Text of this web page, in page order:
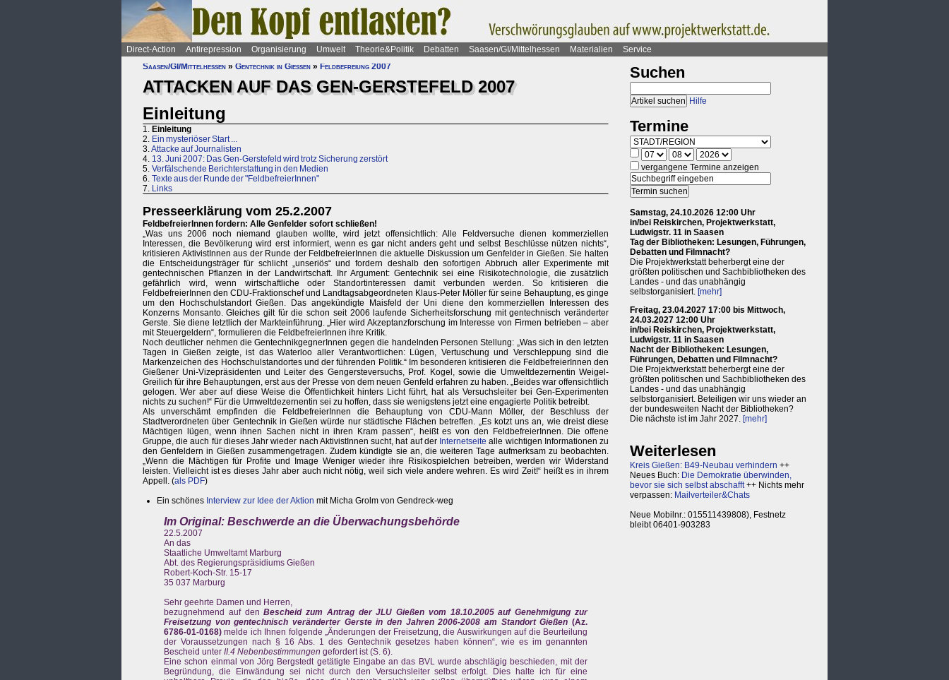
Direct-Action Antirepression Organisierung Umwelt Theorie&Politik Debatten Saasen/GI/Mittelhessen Materialien
Service
Saasen/GI/Mittelhessen » Gentechnik in Gießen » Feldbefreiung 2007
ATTACKEN AUF DAS GEN-GERSTEFELD 2007
Einleitung
1. Einleitung
2. Ein mysteriöser Start ...
3.Attacke auf Journalisten
4. 13. Juni 2007: Das Gen-Gerstefeld wird trotz Sicherung zerstört
5. Verfälschende Berichterstattung in den Medien
6. Texte aus der Runde der "FeldbefreierInnen"
7. Links
Presseerklärung vom 25.2.2007
FeldbefreierInnen fordern: Alle Genfelder sofort schließen!
„Was uns 2006 noch niemand glauben wollte, wird jetzt offensichtlich: Alle Feldversuche dienen kommerziellen
Interessen, die Bevölkerung wird erst informiert, wenn es gar nicht anders geht und selbst Beschlüsse nützen nichts“,
kritisieren AktivistInnen aus der Runde der FeldbefreierInnen die aktuelle Diskussion um Genfelder in Gießen. Sie halten
die Entscheidungsträger für schlicht „unseriös“ und fordern deshalb den sofortigen Abbruch aller Experimente mit
gentechnischen Pflanzen in der Landwirtschaft. Ihr Argument: Gentechnik sei eine Risikotechnologie, die zusätzlich
gefährlich wird, wenn wirtschaftliche oder Standortinteressen damit verbunden werden. So kritisieren die
FeldbefreierInnen den CDU-Fraktionschef und Landtagsabgeordneten Klaus-Peter Möller für seine Behauptung, es ginge
um den Hochschulstandort Gießen. Das angekündigte Maisfeld der Uni diene den kommerziellen Interessen des
Konzerns Monsanto. Gleiches gilt für die schon seit 2006 laufende Sicherheitsforschung mit gentechnisch veränderter
Gerste. Sie diene letztlich der Markteinführung. „Hier wird Akzeptanzforschung im Interesse von Firmen betrieben – aber
mit Steuergeldern“, formulieren die FeldbefreierInnen ihre Kritik.
Noch deutlicher nehmen die GentechnikgegnerInnen gegen die handelnden Personen Stellung: „Was sich in den letzten
Tagen in Gießen zeigte, ist das Waterloo aller Verantwortlichen: Lügen, Vertuschung und Verschleppung sind die
Markenzeichen des Hochschulstandortes und der führenden Politik.“ Im besonderen kritisieren die FeldbefreierInnen den
Gießener Uni-Vizepräsidenten und Leiter des Gengersteversuchs, Prof. Kogel, sowie die Umweltdezernentin Weigel-
Greilich für ihre Behauptungen, erst aus der Presse von dem neuen Genfeld erfahren zu haben. „Beides war offensichtlich
gelogen. Wer aber auf diese Weise die Öffentlichkeit hinters Licht führt, hat als Versuchsleiter bei Gen-Experimenten
nichts zu suchen!“ Für die Umweltdezernentin sei zu hoffen, dass sie wenigstens jetzt eine engagierte Politik betreibt.
Als unverschämt empfinden die FeldbefreierInnen die Behauptung von CDU-Mann Möller, der Beschluss der
Stadtverordneten über Gentechnik in Gießen würde nur städtische Flächen betreffen. „Es kotzt uns an, wie dreist diese
Mächtigen lügen, wenn ihnen Sachen nicht in ihren Kram passen“, heißt es von den FeldbefreierInnen. Die offene
Gruppe, die auch für dieses Jahr wieder nach AktivistInnen sucht, hat auf der Internetseite alle wichtigen Informationen zu
den Genfeldern in Gießen zusammengetragen. Zudem kündigte sie an, die weiteren Tage aufmerksam zu beobachten.
„Wenn die Mächtigen für Profite und Image Weniger wieder ihre Risikospielchen betreiben, werden wir Widerstand
leisten. Vielleicht ist es dieses Jahr aber auch nicht nötig, weil sich viele andere wehren. Es wird Zeit!“ heißt es in ihrem
Appell. (als PDF)
Ein schönes Interview zur Idee der Aktion mit Micha Grolm von Gendreck-weg
Im Original: Beschwerde an die Überwachungsbehörde
22.5.2007
An das
Staatliche Umweltamt Marburg
Abt. des Regierungspräsidiums Gießen
Robert-Koch-Str. 15-17
35 037 Marburg
Sehr geehrte Damen und Herren,
bezugnehmend auf denBescheid zum Antrag der JLU Gießen vom 18.10.2005 auf Genehmigung zur
Freisetzung von gentechnisch veränderter Gerste in den Jahren 2006-2008 am Standort Gießen (Az.
6786-01-0168) melde ich Ihnen folgende „Änderungen der Freisetzung, die Auswirkungen auf die Beurteilung
der Voraussetzungen nach § 16 Abs. 1 des Gentechnik gesetzes haben können“, wie es im genannten
Bescheid unter II.4 Nebenbestimmungen gefordert ist (S. 6).
Eine schon einmal von Jörg Bergstedt getätigte Eingabe an das BVL wurde abschlägig beschieden, mit der
Begründung, die Einwändung sei nicht durch den Versuchsleiter selbst erfolgt. Dies halte ich für eine
Suchen
Hilfe
Termine
vergangene Termine anzeigen
Samstag, 24.10.2026 12:00 Uhr
in/bei Reiskirchen, Projektwerkstatt,
Ludwigstr. 11 in Saasen
Tag der Bibliotheken: Lesungen, Führungen,
Debatten und Filmnacht?
Die Projektwerkstatt beherbergt eine der
größten politischen und Sachbibliotheken des
Landes - und das unabhängig
selbstorganisiert. [mehr]
Freitag, 23.04.2027 17:00 bis Mittwoch,
24.03.2027 12:00 Uhr
in/bei Reiskirchen, Projektwerkstatt,
Ludwigstr. 11 in Saasen
Nacht der Bibliotheken: Lesungen,
Führungen, Debatten und Filmnacht?
Die Projektwerkstatt beherbergt eine der
größten politischen und Sachbibliotheken des
Landes - und das unabhängig
selbstorganisiert. Beteiligen wir uns wieder an
der bundesweiten Nacht der Bibliotheken?
Die nächste ist im Jahr 2027. [mehr]
Weiterlesen
Kreis Gießen: B49-Neubau verhindern ++
Neues Buch: Die Demokratie überwinden,
bevor sie sich selbst abschafft++ Nichts mehr
verpassen: Mailverteiler&Chats
Neue Mobilnr.: 015511439808), Festnetz
bleibt 06401-903283